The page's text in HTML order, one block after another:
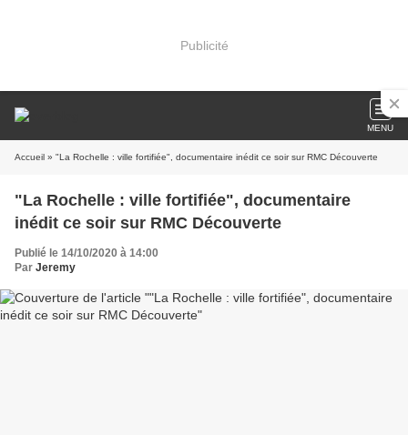
Publicité
MENU
Accueil » "La Rochelle : ville fortifiée", documentaire inédit ce soir sur RMC Découverte
"La Rochelle : ville fortifiée", documentaire
inédit ce soir sur RMC Découverte
Publié le 14/10/2020 à 14:00
Par Jeremy